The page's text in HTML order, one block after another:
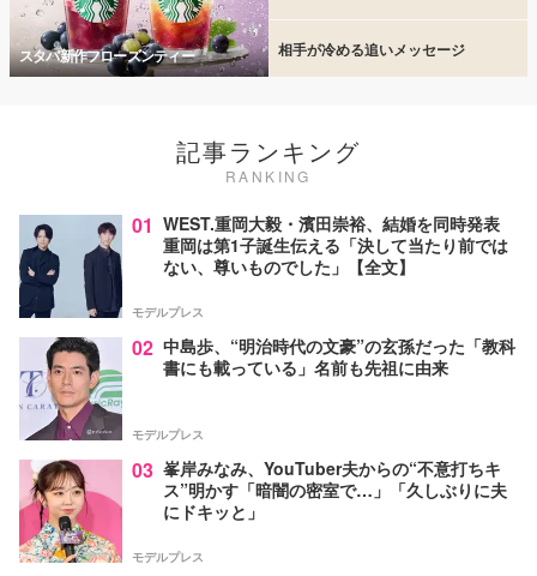
スタバ新作フローズンティー 相手が冷める追いメッセージ
記事ランキング
RANKING
01 WEST.重岡大毅・濱田崇裕、結婚を同時発表
重岡は第1子誕生伝える「決して当たり前では
ない、尊いものでした」【全文】
モデルプレス
02 中島歩、“明治時代の文豪”の玄孫だった「教科
書にも載っている」名前も先祖に由来
モデルプレス
03 峯岸みなみ、YouTuber夫からの“不意打ちキ
ス”明かす「暗闇の密室で…」「久しぶりに夫
にドキッと」
モデルプレス